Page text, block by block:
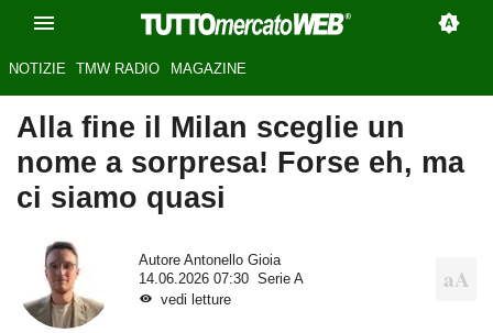
NOTIZIE TMW RADIO MAGAZINE
Alla fine il Milan sceglie un
nome a sorpresa! Forse eh, ma
ci siamo quasi
Autore Antonello Gioia
14.06.2026 07:30
Serie A
vedi letture